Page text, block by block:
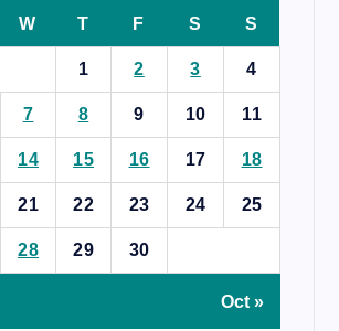
W T F S S
1 2 3 4
7 8 9 10 11
14 15 16 17 18
21 22 23 24 25
28 29 30
Oct »